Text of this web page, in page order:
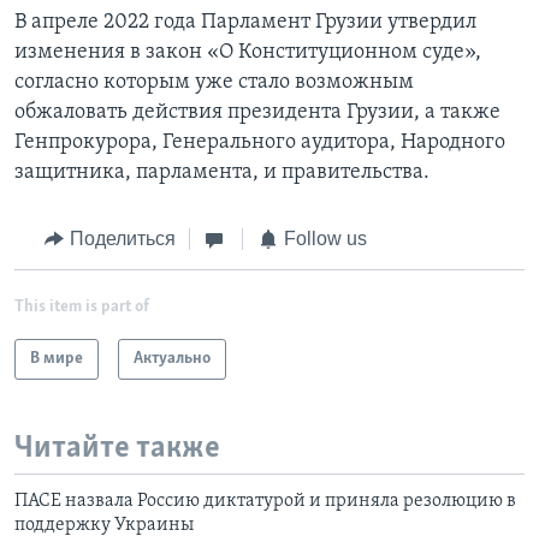
В апреле 2022 года Парламент Грузии утвердил
изменения в закон «О Конституционном суде»,
согласно которым уже стало возможным
обжаловать действия президента Грузии, а также
Генпрокурора, Генерального аудитора, Народного
защитника, парламента, и правительства.
Поделиться Follow us
This item is part of
В мире Актуально
Читайте также
ПАСЕ назвала Россию диктатурой и приняла резолюцию в
поддержку Украины